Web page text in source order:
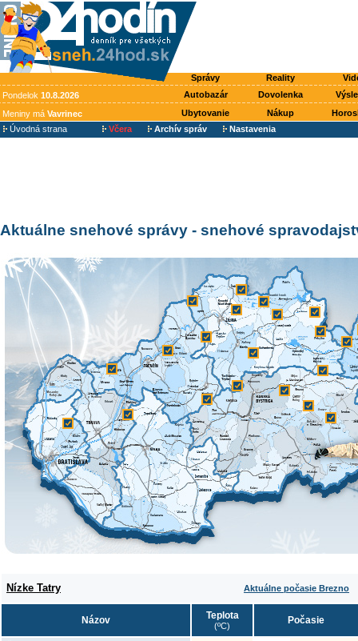
Správy Reality
Pondelok 10.8.2026 Autobazár Dovolenka
Meniny má Vavrinec Ubytovanie Nákup
Úvodná strana
Včera Archív správ Nastavenia
Aktuálne snehové správy - snehové
Nízke Tatry Aktuálne počasie Brezno
Názov Teplota
(ºC) Počasie